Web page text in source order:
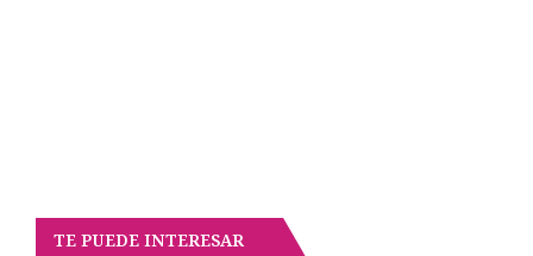
TE PUEDE INTERESAR